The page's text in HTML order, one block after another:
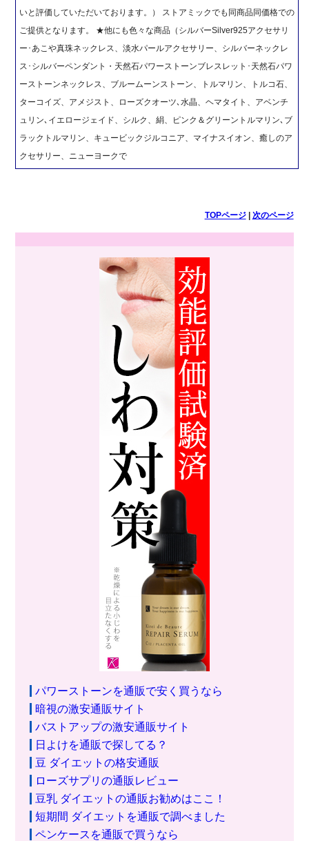
いと評価していただいております。） ストアミックでも同商品同価格での
ご提供となります。 ★他にも色々な商品（シルバーSilver925アクセサリ
ー･あこや真珠ネックレス、淡水パールアクセサリー、シルバーネックレ
ス･シルバーペンダント・天然石パワーストーンブレスレット･天然石パワ
ーストーンネックレス、ブルームーンストーン、トルマリン、トルコ石、
ターコイズ、アメジスト、ローズクオーツ､水晶、ヘマタイト、アベンチ
ュリン､イエロージェイド、シルク、絹、ピンク＆グリーントルマリン､ブ
ラックトルマリン、キュービックジルコニア、マイナスイオン、癒しのア
クセサリー、ニューヨークで
TOPページ| 次のページ
パワーストーンを通販で安く買うなら
暗視の激安通販サイト
バストアップの激安通販サイト
日よけを通販で探してる？
豆 ダイエットの格安通販
ローズサプリの通販レビュー
豆乳 ダイエットの通販お勧めはここ！
短期間 ダイエットを通販で調べました
ペンケースを通販で買うなら